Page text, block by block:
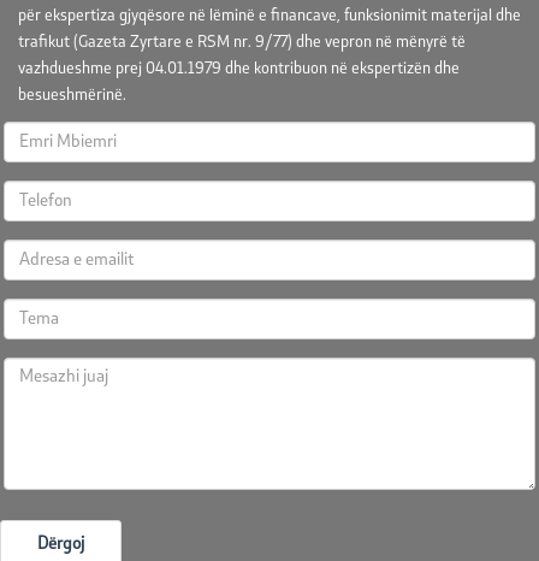
për ekspertiza gjyqësore në lëminë e financave, funksionimit materijal dhe
trafikut (Gazeta Zyrtare e RSM nr. 9/77) dhe vepron në mënyrë të
vazhdueshme prej 04.01.1979 dhe kontribuon në ekspertizën dhe
besueshmërinë.